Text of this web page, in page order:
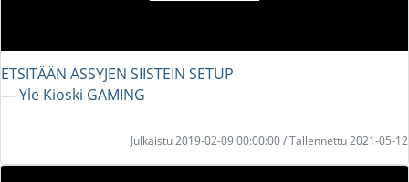
ETSITÄÄN ASSYJEN SIISTEIN SETUP
― Yle Kioski GAMING
Julkaistu 2019-02-09 00:00:00 / Tallennettu 2021-05-12